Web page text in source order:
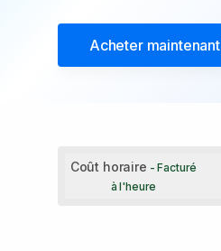
Acheter maintenant
Coût horaire - Facturé
à l'heure